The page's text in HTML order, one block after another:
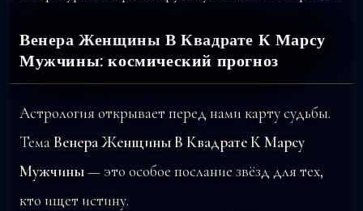
Венера Женщины В Квадрате К Марсу
Мужчины: космический прогноз
Астрология открывает перед нами карту судьбы.
ТемаВенера Женщины В Квадрате К Марсу
Мужчины— это особое послание звёзд для тех,
кто ищет истину.